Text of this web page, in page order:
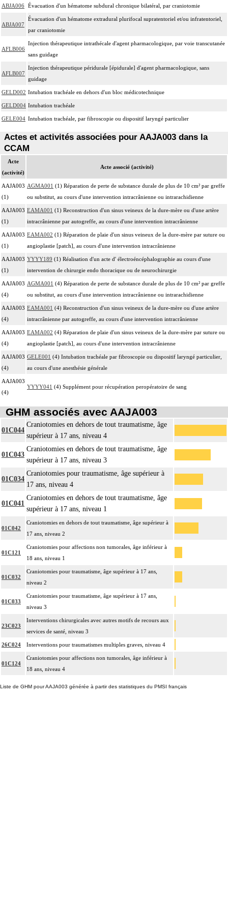
ABJA006 Évacuation d'un hématome subdural chronique bilatéral, par craniotomie
ABJA007
Évacuation d'un hématome extradural plurifocal supratentoriel et/ou infratentoriel,
par craniotomie
AFLB006
Injection thérapeutique intrathécale d'agent pharmacologique, par voie transcutanée
sans guidage
AFLB007
Injection thérapeutique péridurale [épidurale] d'agent pharmacologique, sans
guidage
GELD002 Intubation trachéale en dehors d'un bloc médicotechnique
GELD004 Intubation trachéale
GELE004 Intubation trachéale, par fibroscopie ou dispositif laryngé particulier
Actes et activités associées pour AAJA003 dans la
CCAM
Acte
(activité)
Acte associé (activité)
AAJA003
(1)
AGMA001 (1) Réparation de perte de substance durale de plus de 10 cm² par greffe
ou substitut, au cours d'une intervention intracrânienne ou intrarachidienne
AAJA003
(1)
EAMA001 (1) Reconstruction d'un sinus veineux de la dure-mère ou d'une artère
intracrânienne par autogreffe, au cours d'une intervention intracrânienne
AAJA003
(1)
EAMA002 (1) Réparation de plaie d'un sinus veineux de la dure-mère par suture ou
angioplastie [patch], au cours d'une intervention intracrânienne
AAJA003
(1)
YYYY189 (1) Réalisation d'un acte d' électroéncéphalographie au cours d'une
intervention de chirurgie endo thoracique ou de neurochirurgie
AAJA003
(4)
AGMA001 (4) Réparation de perte de substance durale de plus de 10 cm² par greffe
ou substitut, au cours d'une intervention intracrânienne ou intrarachidienne
AAJA003
(4)
EAMA001 (4) Reconstruction d'un sinus veineux de la dure-mère ou d'une artère
intracrânienne par autogreffe, au cours d'une intervention intracrânienne
AAJA003
(4)
EAMA002 (4) Réparation de plaie d'un sinus veineux de la dure-mère par suture ou
angioplastie [patch], au cours d'une intervention intracrânienne
AAJA003
(4)
GELE001 (4) Intubation trachéale par fibroscopie ou dispositif laryngé particulier,
au cours d'une anesthésie générale
AAJA003
(4)
YYYY041 (4) Supplément pour récupération peropératoire de sang
GHM associés avec AAJA003
01C044
Craniotomies en dehors de tout traumatisme, âge
supérieur à 17 ans, niveau 4
01C043
Craniotomies en dehors de tout traumatisme, âge
supérieur à 17 ans, niveau 3
01C034
Craniotomies pour traumatisme, âge supérieur à
17 ans, niveau 4
01C041
Craniotomies en dehors de tout traumatisme, âge
supérieur à 17 ans, niveau 1
01C042
Craniotomies en dehors de tout traumatisme, âge supérieur à
17 ans, niveau 2
01C121
Craniotomies pour affections non tumorales, âge inférieur à
18 ans, niveau 1
01C032
Craniotomies pour traumatisme, âge supérieur à 17 ans,
niveau 2
01C033
Craniotomies pour traumatisme, âge supérieur à 17 ans,
niveau 3
23C023
Interventions chirurgicales avec autres motifs de recours aux
services de santé, niveau 3
26C024 Interventions pour traumatismes multiples graves, niveau 4
01C124
Craniotomies pour affections non tumorales, âge inférieur à
18 ans, niveau 4
Liste de GHM pour AAJA003 générée à partir des statistiques du PMSI français